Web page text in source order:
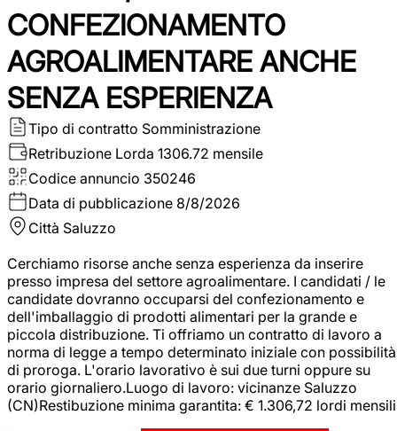
CONFEZIONAMENTO
AGROALIMENTARE ANCHE
SENZA ESPERIENZA
Tipo di contratto Somministrazione
Retribuzione Lorda 1306.72 mensile
Codice annuncio 350246
Data di pubblicazione 8/8/2026
Città Saluzzo
Cerchiamo risorse anche senza esperienza da inserire
presso impresa del settore agroalimentare. I candidati / le
candidate dovranno occuparsi del confezionamento e
dell'imballaggio di prodotti alimentari per la grande e
piccola distribuzione. Ti offriamo un contratto di lavoro a
norma di legge a tempo determinato iniziale con possibilità
di proroga. L'orario lavorativo è sui due turni oppure su
orario giornaliero.Luogo di lavoro: vicinanze Saluzzo
(CN)Restibuzione minima garantita: € 1.306,72 lordi mensili